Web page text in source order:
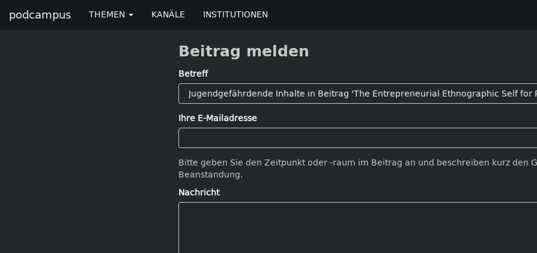
podcampus THEMEN KANÄLE INSTITUTIONEN
Beitrag melden
Betreff
Ihre E-Mailadresse
Bitte geben Sie den Zeitpunkt oder -raum im Beitrag an und beschreiben kurz den
Beanstandung.
Nachricht